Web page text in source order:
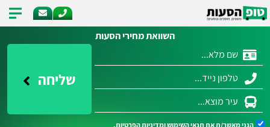
השוואת מחירי הסעות
שליחה
הנני מאשר/ת את תנאי השימושומדיניות הפרטיות.